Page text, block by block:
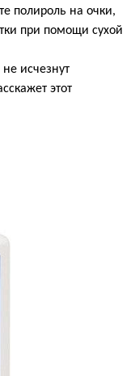
полироль на очки,
при помощи сухой
исчезнут
этот